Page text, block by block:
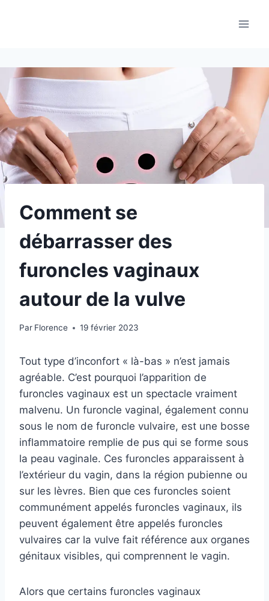
Comment se
débarrasser des
furoncles vaginaux
autour de la vulve
Par Florence 19 février 2023
Tout type d’inconfort « là-bas » n’est jamais
agréable. C’est pourquoi l’apparition de
furoncles vaginaux est un spectacle vraiment
malvenu. Un furoncle vaginal, également connu
sous le nom de furoncle vulvaire, est une bosse
inflammatoire remplie de pus qui se forme sous
la peau vaginale. Ces furoncles apparaissent à
l’extérieur du vagin, dans la région pubienne ou
sur les lèvres. Bien que ces furoncles soient
communément appelés furoncles vaginaux, ils
peuvent également être appelés furoncles
vulvaires car la vulve fait référence aux organes
génitaux visibles, qui comprennent le vagin.
Alors que certains furoncles vaginaux